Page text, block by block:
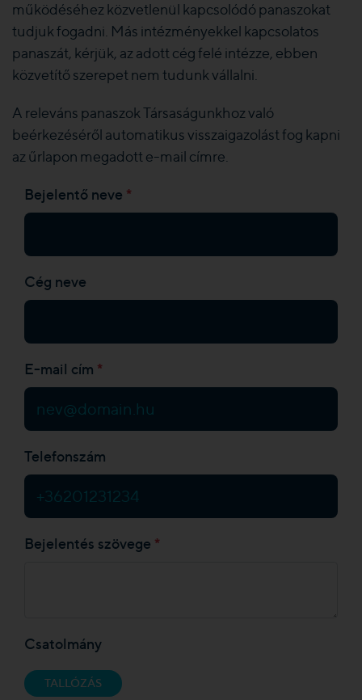
működéséhez közvetlenül kapcsolódó panaszokat
tudjuk fogadni. Más intézményekkel kapcsolatos
panaszát, kérjük, az adott cég felé intézze, ebben
közvetítő szerepet nem tudunk vállalni.
A releváns panaszok Társaságunkhoz való
beérkezéséről automatikus visszaigazolást fog kapni
az űrlapon megadott e-mail címre.
Bejelentő neve *
Cég neve
E-mail cím *
Telefonszám
Bejelentés szövege *
Csatolmány
TALLÓZÁS